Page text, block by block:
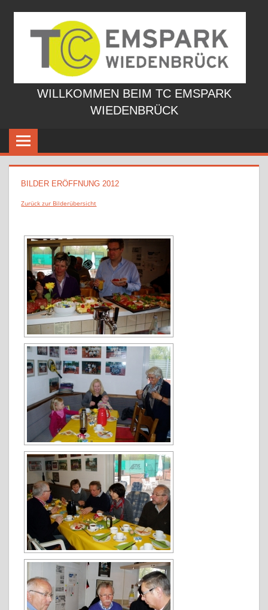
springen
WILLKOMMEN BEIM TC EMSPARK
WIEDENBRÜCK
BILDER ERÖFFNUNG 2012
Zurück zur Bilderübersicht